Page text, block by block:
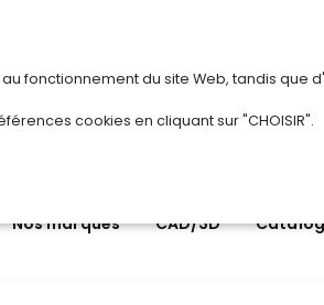
Nos marques CAD/3D
fonctionnement du site Web, tandis
cookies en cliquant sur "CHOISIR".